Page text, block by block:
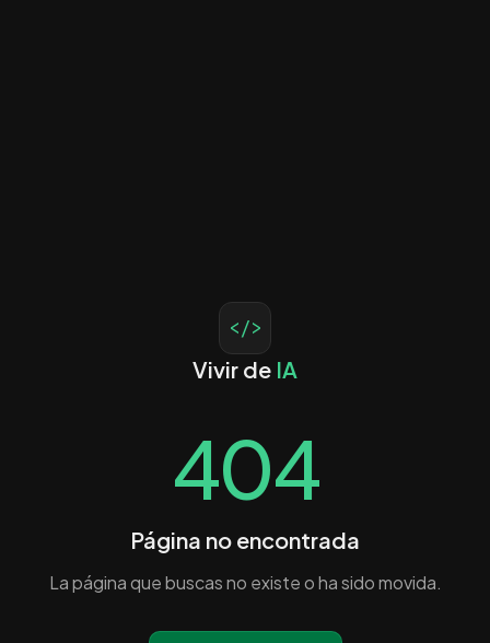
</>
Vivir de IA
404
Página no encontrada
La página que buscas no existe o ha sido movida.